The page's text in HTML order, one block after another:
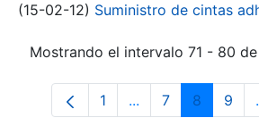
(15-02-12) Suministro de cintas
Mostrando el intervalo 71 - 80
Página
1 ...Páginas
Página
7 Página
8 9